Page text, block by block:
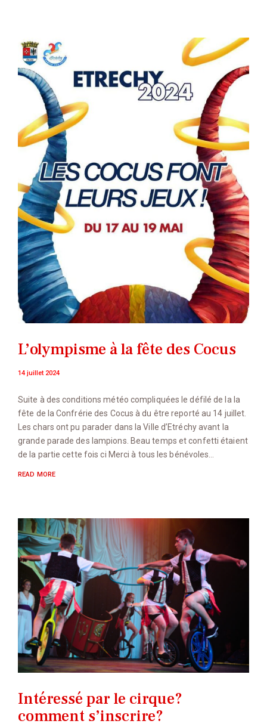
L’olympisme à la fête des Cocus
14 juillet 2024
Suite à des conditions météo compliquées le défilé de la la
fête de la Confrérie des Cocus à du être reporté au 14 juillet.
Les chars ont pu parader dans la Ville d’Etréchy avant la
grande parade des lampions. Beau temps et confetti étaient
de la partie cette fois ci Merci à tous les bénévoles…
READ MORE
Intéressé par le cirque?
comment s’inscrire?